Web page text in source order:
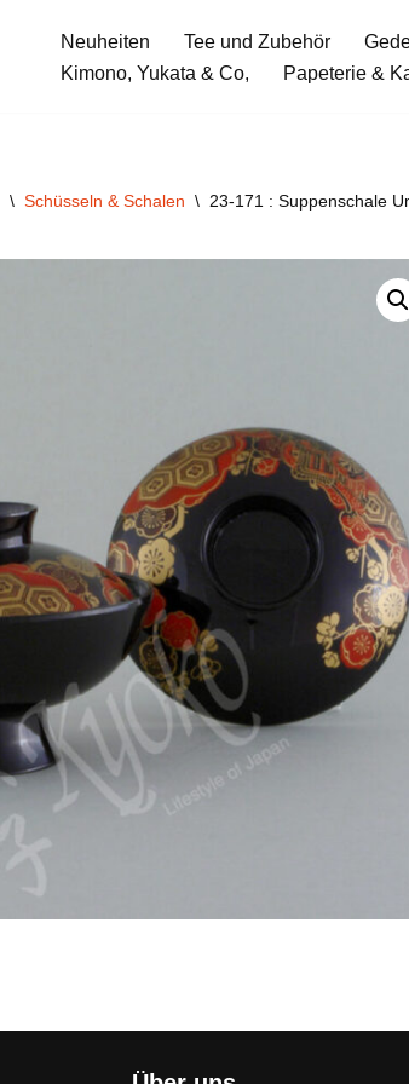
Neuheiten Tee und Zubehör
Kimono, Yukata & Co,
Papeterie &
\ Schüsseln & Schalen \ 23-171 : Suppenschale